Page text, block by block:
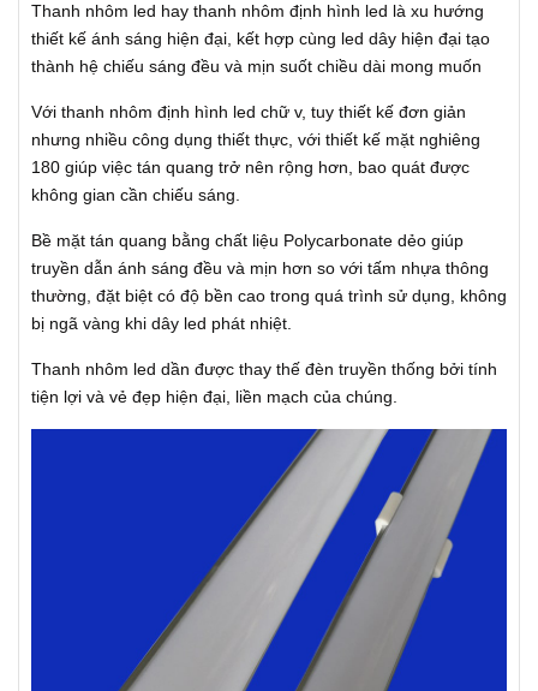
Thanh nhôm led hay thanh nhôm định hình led là xu hướng
thiết kế ánh sáng hiện đại, kết hợp cùng led dây hiện đại tạo
thành hệ chiếu sáng đều và mịn suốt chiều dài mong muốn
Với thanh nhôm định hình led chữ v, tuy thiết kế đơn giản
nhưng nhiều công dụng thiết thực, với thiết kế mặt nghiêng
180 giúp việc tán quang trở nên rộng hơn, bao quát được
không gian cần chiếu sáng.
Bề mặt tán quang bằng chất liệu Polycarbonate dẻo giúp
truyền dẫn ánh sáng đều và mịn hơn so với tấm nhựa thông
thường, đặt biệt có độ bền cao trong quá trình sử dụng, không
bị ngã vàng khi dây led phát nhiệt.
Thanh nhôm led dần được thay thế đèn truyền thống bởi tính
tiện lợi và vẻ đẹp hiện đại, liền mạch của chúng.